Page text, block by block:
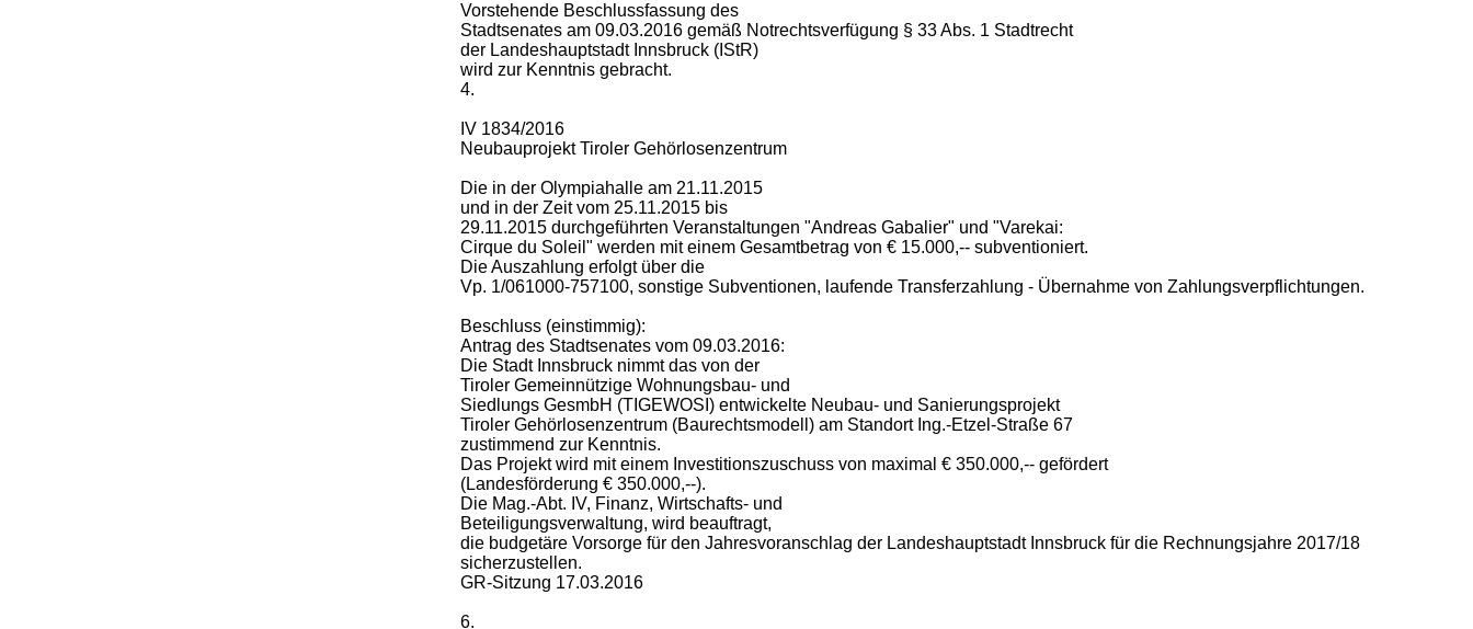
Vorstehende Beschlussfassung des
Stadtsenates am 09.03.2016 gemäß Notrechtsverfügung § 33 Abs. 1 Stadtrecht
der Landeshauptstadt Innsbruck (IStR)
wird zur Kenntnis gebracht.
4.
IV 1834/2016
Neubauprojekt Tiroler Gehörlosenzentrum
Die in der Olympiahalle am 21.11.2015
und in der Zeit vom 25.11.2015 bis
29.11.2015 durchgeführten Veranstaltungen "Andreas Gabalier" und "Varekai:
Cirque du Soleil" werden mit einem Gesamtbetrag von € 15.000,-- subventioniert.
Die Auszahlung erfolgt über die
Vp. 1/061000-757100, sonstige Subventionen, laufende Transferzahlung - Übernahme von Zahlungsverpflichtungen.
Beschluss (einstimmig):
Antrag des Stadtsenates vom 09.03.2016:
Die Stadt Innsbruck nimmt das von der
Tiroler Gemeinnützige Wohnungsbau- und
Siedlungs GesmbH (TIGEWOSI) entwickelte Neubau- und Sanierungsprojekt
Tiroler Gehörlosenzentrum (Baurechtsmodell) am Standort Ing.-Etzel-Straße 67
zustimmend zur Kenntnis.
Das Projekt wird mit einem Investitionszuschuss von maximal € 350.000,-- gefördert
(Landesförderung € 350.000,--).
Die Mag.-Abt. IV, Finanz, Wirtschafts- und
Beteiligungsverwaltung, wird beauftragt,
die budgetäre Vorsorge für den Jahresvoranschlag der Landeshauptstadt Innsbruck für die Rechnungsjahre 2017/18
sicherzustellen.
GR-Sitzung 17.03.2016
6.